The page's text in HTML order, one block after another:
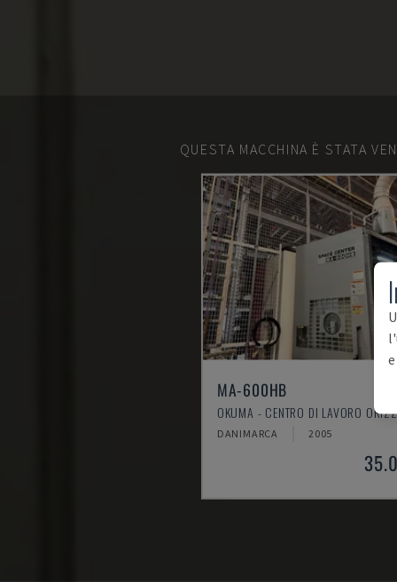
QUESTA MACCHINA È STATA
MA-600HB
OKUMA - CENTRO DI LAVORO
DANIMARCA 2005